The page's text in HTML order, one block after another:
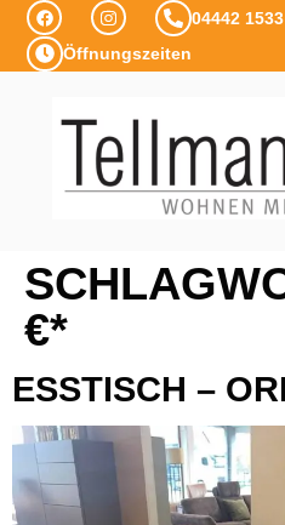
04442 1533
Öffnungszeiten
€*
ESSTISCH –